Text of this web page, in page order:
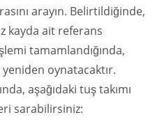
arayın. Belirtildiğinde,
kayda ait referans
tamamlandığında,
yeniden oynatacaktır.
aşağıdaki tuş takımı
sarabilirsiniz: